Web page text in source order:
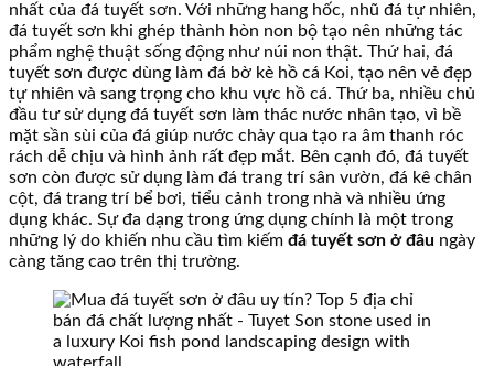
nhất của đá tuyết sơn. Với những hang hốc, nhũ đá tự nhiên,
đá tuyết sơn khi ghép thành hòn non bộ tạo nên những tác
phẩm nghệ thuật sống động như núi non thật. Thứ hai, đá
tuyết sơn được dùng làm đá bờ kè hồ cá Koi, tạo nên vẻ đẹp
tự nhiên và sang trọng cho khu vực hồ cá. Thứ ba, nhiều chủ
đầu tư sử dụng đá tuyết sơn làm thác nước nhân tạo, vì bề
mặt sần sùi của đá giúp nước chảy qua tạo ra âm thanh róc
rách dễ chịu và hình ảnh rất đẹp mắt. Bên cạnh đó, đá tuyết
sơn còn được sử dụng làm đá trang trí sân vườn, đá kê chân
cột, đá trang trí bể bơi, tiểu cảnh trong nhà và nhiều ứng
dụng khác. Sự đa dạng trong ứng dụng chính là một trong
những lý do khiến nhu cầu tìm kiếm đá tuyết sơn ở đâu ngày
càng tăng cao trên thị trường.